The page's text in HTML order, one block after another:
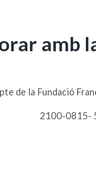
amb
de la Fundació
2100-0815-